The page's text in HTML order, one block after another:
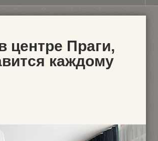
центре Праги,
каждому